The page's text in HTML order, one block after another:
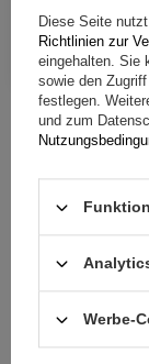
Was
Diese Seite
Richtlinien zur
eingehalten. Sie
sowie den
festlegen.
und zum
Werbe-